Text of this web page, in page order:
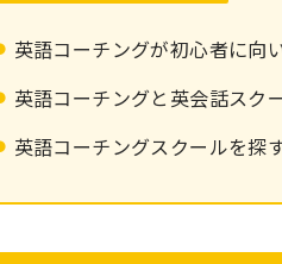
英語コーチングが初心者に向
英語コーチングと英会話スク
英語コーチングスクールを探